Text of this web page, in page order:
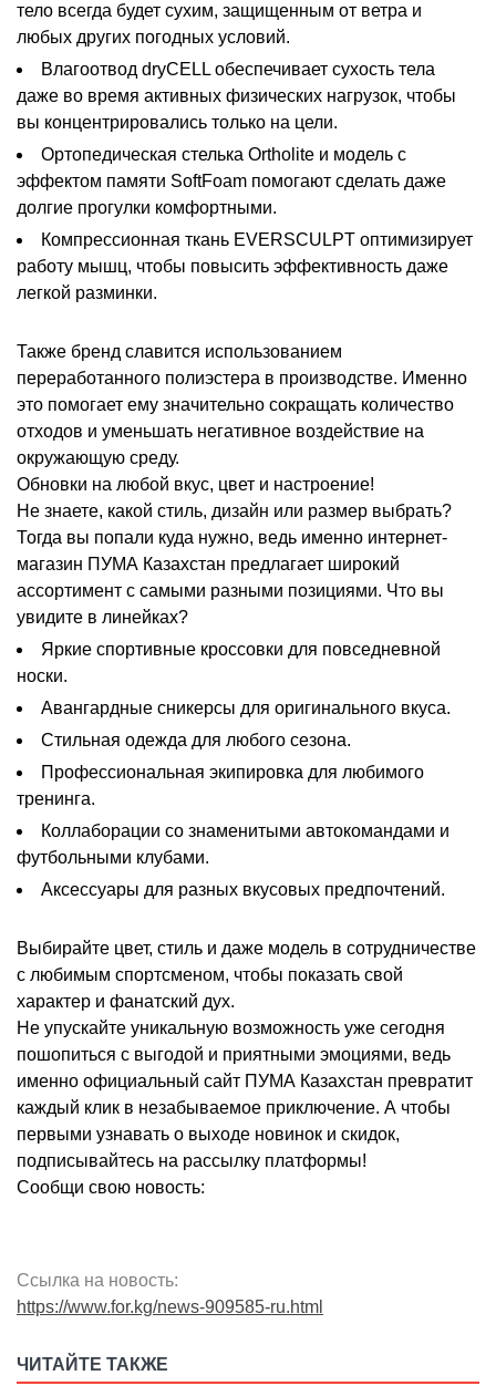
тело всегда будет сухим, защищенным от ветра и
любых других погодных условий.
Влагоотвод dryCELL обеспечивает сухость тела
даже во время активных физических нагрузок, чтобы
вы концентрировались только на цели.
Ортопедическая стелька Ortholite и модель с
эффектом памяти SoftFoam помогают сделать даже
долгие прогулки комфортными.
Компрессионная ткань EVERSCULPT оптимизирует
работу мышц, чтобы повысить эффективность даже
легкой разминки.
Также бренд славится использованием
переработанного полиэстера в производстве. Именно
это помогает ему значительно сокращать количество
отходов и уменьшать негативное воздействие на
окружающую среду.
Обновки на любой вкус, цвет и настроение!
Не знаете, какой стиль, дизайн или размер выбрать?
Тогда вы попали куда нужно, ведь именно интернет-
магазин ПУМА Казахстан предлагает широкий
ассортимент с самыми разными позициями. Что вы
увидите в линейках?
Яркие спортивные кроссовки для повседневной
носки.
Авангардные сникерсы для оригинального вкуса.
Стильная одежда для любого сезона.
Профессиональная экипировка для любимого
тренинга.
Коллаборации со знаменитыми автокомандами и
футбольными клубами.
Аксессуары для разных вкусовых предпочтений.
Выбирайте цвет, стиль и даже модель в сотрудничестве
с любимым спортсменом, чтобы показать свой
характер и фанатский дух.
Не упускайте уникальную возможность уже сегодня
пошопиться с выгодой и приятными эмоциями, ведь
именно официальный сайт ПУМА Казахстан превратит
каждый клик в незабываемое приключение. А чтобы
первыми узнавать о выходе новинок и скидок,
подписывайтесь на рассылку платформы!
Сообщи свою новость:
Ссылка на новость:
https://www.for.kg/news-909585-ru.html
ЧИТАЙТЕ ТАКЖЕ